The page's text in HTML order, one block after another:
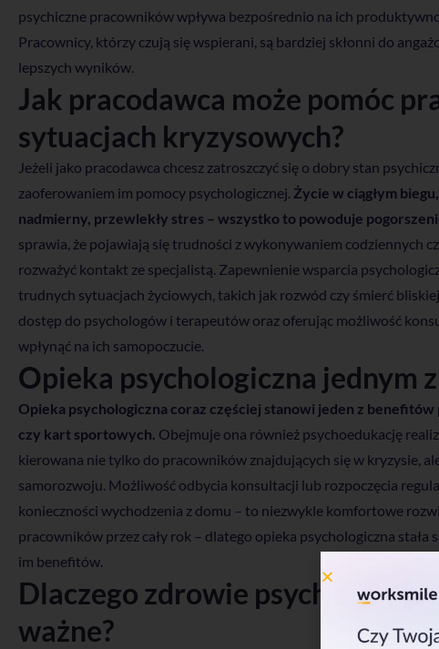
psychiczne pracowników wpływa bezpośrednio na ich
Pracownicy, którzy czują się wspierani, są bardziej skłonni do
lepszych wyników.
Jak pracodawca może pomóc
sytuacjach kryzysowych?
Jeżeli jako pracodawca chcesz zatroszczyć się o dobry stan
zaoferowaniem im pomocy psychologicznej. Życie w ciągłym
nadmierny, przewlekły stres – wszystko to powoduje
sprawia, że pojawiają się trudności z wykonywaniem codziennych
rozważyć kontakt ze specjalistą. Zapewnienie wsparcia
trudnych sytuacjach życiowych, takich jak rozwód czy śmierć
dostęp do psychologów i terapeutów oraz oferując możliwość
wpłynąć na ich samopoczucie.
Opieka psychologiczna jednym
Opieka psychologiczna coraz częściej stanowi jeden z
czy kart sportowych. Obejmuje ona również psychoedukację
kierowana nie tylko do pracowników znajdujących się w kryzysie,
samorozwoju. Możliwość odbycia konsultacji lub rozpoczęcia
konieczności wychodzenia z domu – to niezwykle komfortowe
pracowników przez cały rok – dlatego opieka psychologiczna
im benefitów.
Dlaczego zdrowie psychiczne
ważne?